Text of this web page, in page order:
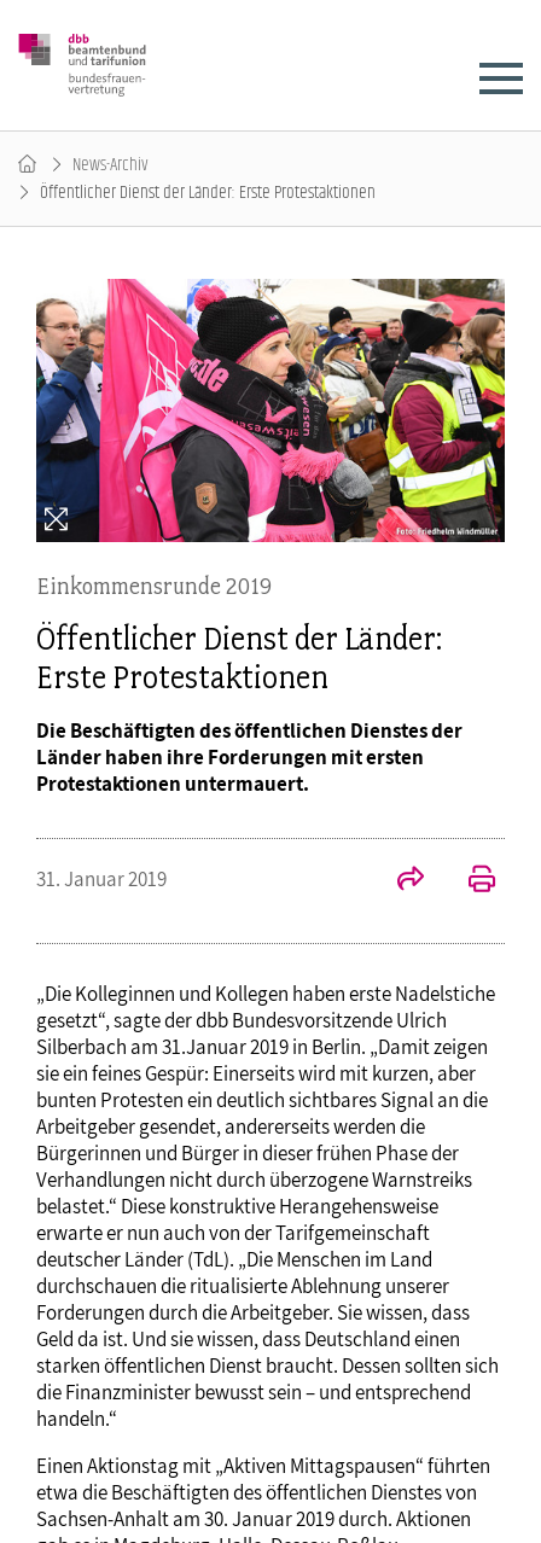
News-Archiv
Öffentlicher Dienst der Länder: Erste Protestaktionen
Einkommensrunde 2019
Öffentlicher Dienst der Länder:
Erste Protestaktionen
Die Beschäftigten des öffentlichen Dienstes der
Länder haben ihre Forderungen mit ersten
Protestaktionen untermauert.
31. Januar 2019
„Die Kolleginnen und Kollegen haben erste Nadelstiche
gesetzt“, sagte der dbb Bundesvorsitzende Ulrich
Silberbach am 31.Januar 2019 in Berlin. „Damit zeigen
sie ein feines Gespür: Einerseits wird mit kurzen, aber
bunten Protesten ein deutlich sichtbares Signal an die
Arbeitgeber gesendet, andererseits werden die
Bürgerinnen und Bürger in dieser frühen Phase der
Verhandlungen nicht durch überzogene Warnstreiks
belastet.“ Diese konstruktive Herangehensweise
erwarte er nun auch von der Tarifgemeinschaft
deutscher Länder (TdL). „Die Menschen im Land
durchschauen die ritualisierte Ablehnung unserer
Forderungen durch die Arbeitgeber. Sie wissen, dass
Geld da ist. Und sie wissen, dass Deutschland einen
starken öffentlichen Dienst braucht. Dessen sollten sich
die Finanzminister bewusst sein – und entsprechend
handeln.“
Einen Aktionstag mit „Aktiven Mittagspausen“ führten
etwa die Beschäftigten des öffentlichen Dienstes von
Sachsen-Anhalt am 30. Januar 2019 durch. Aktionen